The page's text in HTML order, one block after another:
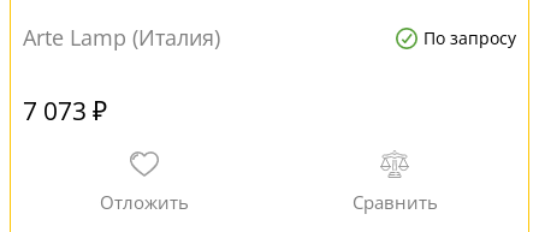
Arte Lamp (Италия) По запросу
7 073 ₽